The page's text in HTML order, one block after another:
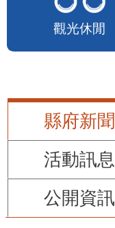
觀光休閒
縣府新聞
活動訊息
公開資訊